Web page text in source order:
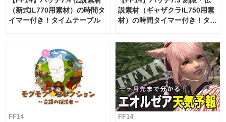
（新式IL770用素材）の時間タ
イマー付き！タイムテーブル
説素材（ギャザクラIL750用素
材）の時間タイマー付き！タイ
FF14 FF14